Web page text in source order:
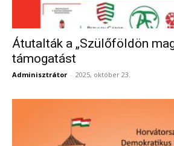
Átutalták a „Szülőföldön
támogatást
Adminisztrátor - 2025, október 23.